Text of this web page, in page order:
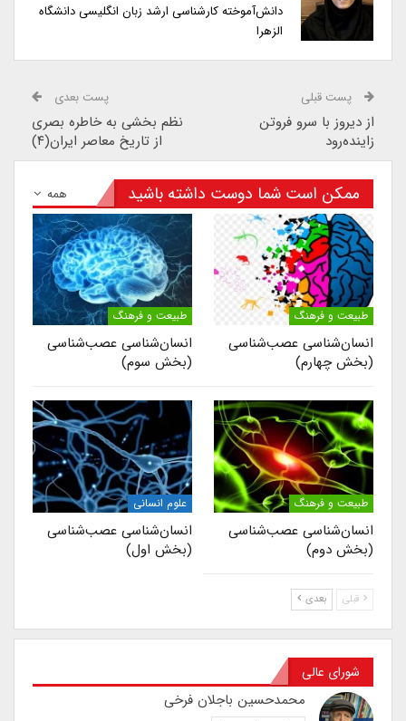
دانش‌آموخته کارشناسی ارشد زبان انگلیسی دانشگاه
الزهرا
پست قبلی
از دیروز با سرو فروتن
زاینده‌رود
پست بعدی
نظم بخشی به خاطره بصری
از تاریخ معاصر ایران(۴)
همه ممکن است شما دوست داشته باشید
طبیعت و فرهنگ
انسان‌شناسی عصب‌شناسی
(بخش چهارم)
طبیعت و فرهنگ
انسان‌شناسی عصب‌شناسی
(بخش سوم)
طبیعت و فرهنگ
انسان‌شناسی عصب‌شناسی
(بخش دوم)
علوم انسانی
انسان‌شناسی عصب‌شناسی
(بخش اول)
قبلی بعدی
شورای عالی
محمدحسین باجلان فرخی